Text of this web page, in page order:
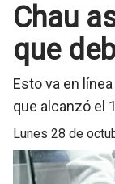
Chau
que
Esto va en
que alcanzó el
lunes 28 de